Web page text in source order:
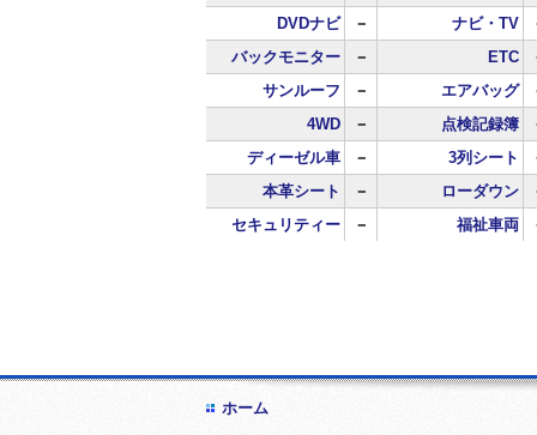
DVDナビ
－ ナビ・TV
バックモニター
－ ETC
サンルーフ
－ エアバッグ
4WD
－ 点検記録簿
ディーゼル車
－ 3列シート
本革シート
－ ローダウン
セキュリティー
－ 福祉車両
ホーム